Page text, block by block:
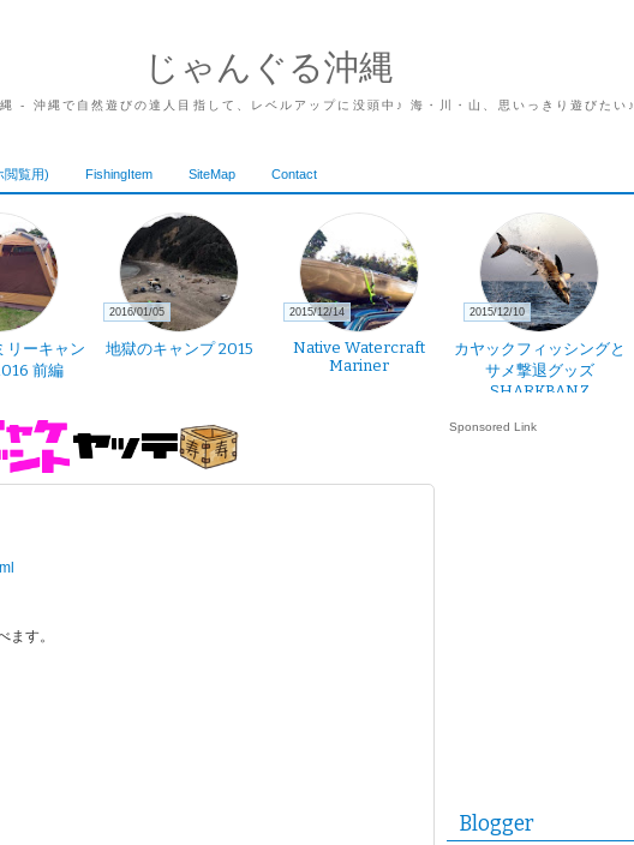
じゃんぐる沖縄
- 沖縄で自然遊びの達人目指して、レベルアップに没頭中♪ 海・川・山、思いっきり遊びたい♪
閲覧用) FishingItem SiteMap Contact
リーキャン
前編
地獄のキャンプ 2015
2016/01/05
Native Watercraft
Mariner
2015/12/14
カヤックフィッシングと
サメ撃退グッズ
SHARKBANZ
2015/12/10
ます。
Sponsored Link
Blogger